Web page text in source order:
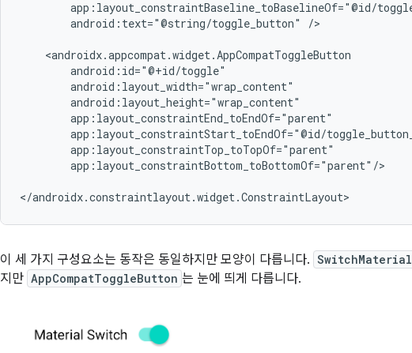
android:text="@string/toggle_button"
/>
app:layout_constraintBottom_toBottomOf="parent"/>
이 세 가지 구성요소는 동작은 동일하지만 모양이 다릅니다. SwitchMaterial
지만 AppCompatToggleButton 는 눈에 띄게 다릅니다.